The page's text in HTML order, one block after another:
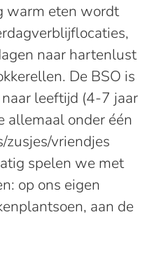
warm eten wordt
naar hartenlust
De BSO is
leeftijd (4-7 jaar
allemaal onder één
zusjes/vriendjes
spelen we met
op ons eigen
aan de